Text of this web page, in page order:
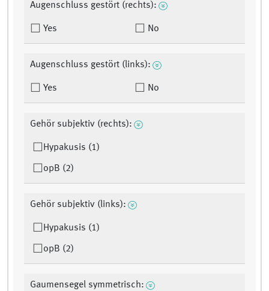
Augenschluss gestört (rechts):
Yes No
Augenschluss gestört (links):
Yes No
Gehör subjektiv (rechts):
Hypakusis (1)
opB (2)
Gehör subjektiv (links):
Hypakusis (1)
opB (2)
Gaumensegel symmetrisch: